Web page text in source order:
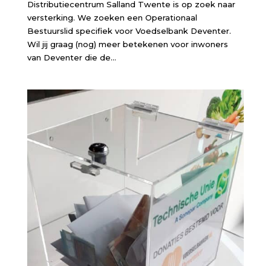
Distributiecentrum Salland Twente is op zoek naar
versterking. We zoeken een Operationaal
Bestuurslid specifiek voor Voedselbank Deventer.
Wil jij graag (nog) meer betekenen voor inwoners
van Deventer die de...